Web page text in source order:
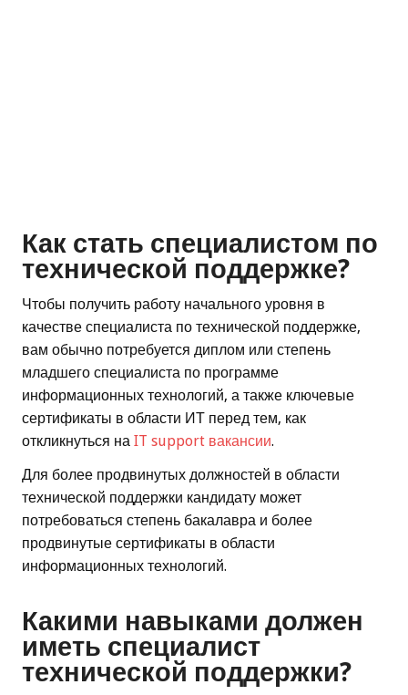
Как стать специалистом по
технической поддержке?
Чтобы получить работу начального уровня в
качестве специалиста по технической поддержке,
вам обычно потребуется диплом или степень
младшего специалиста по программе
информационных технологий, а также ключевые
сертификаты в области ИТ перед тем, как
откликнуться на IT support вакансии.
Для более продвинутых должностей в области
технической поддержки кандидату может
потребоваться степень бакалавра и более
продвинутые сертификаты в области
информационных технологий.
Какими навыками должен
иметь специалист
технической поддержки?